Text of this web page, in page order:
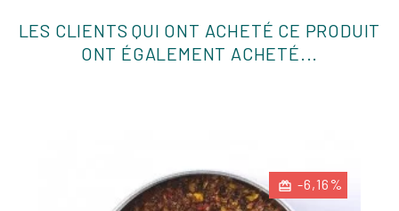
LES CLIENTS QUI ONT ACHETÉ CE PRODUIT
ONT ÉGALEMENT ACHETÉ...
-6,16%